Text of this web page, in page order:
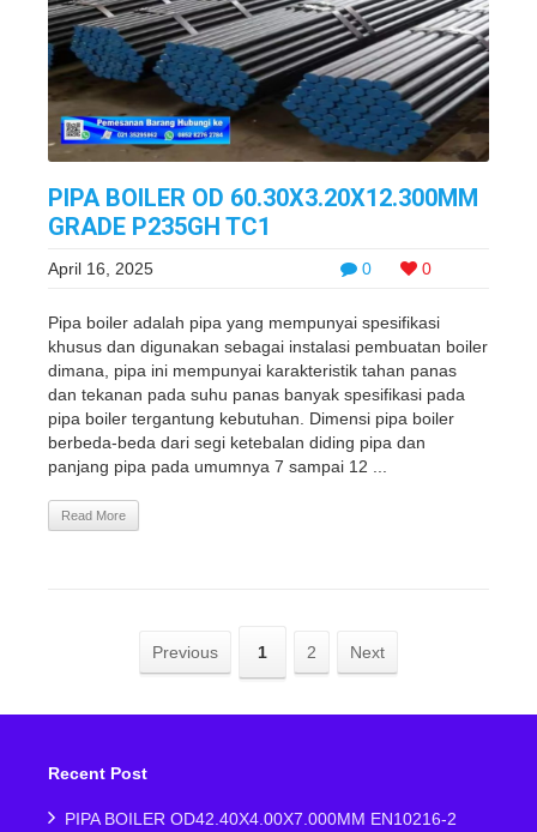
PIPA BOILER OD 60.30X3.20X12.300MM
GRADE P235GH TC1
0 0
April 16, 2025
Pipa boiler adalah pipa yang mempunyai spesifikasi
khusus dan digunakan sebagai instalasi pembuatan boiler
dimana, pipa ini mempunyai karakteristik tahan panas
dan tekanan pada suhu panas banyak spesifikasi pada
pipa boiler tergantung kebutuhan. Dimensi pipa boiler
berbeda-beda dari segi ketebalan diding pipa dan
panjang pipa pada umumnya 7 sampai 12 ...
Read More
Previous 1 2 Next
Recent Post
PIPA BOILER OD42.40X4.00X7.000MM EN10216-2